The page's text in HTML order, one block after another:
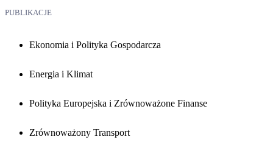
PUBLIKACJE
Ekonomia i Polityka Gospodarcza
Energia i Klimat
Polityka Europejska i Zrównoważone Finanse
Zrównoważony Transport